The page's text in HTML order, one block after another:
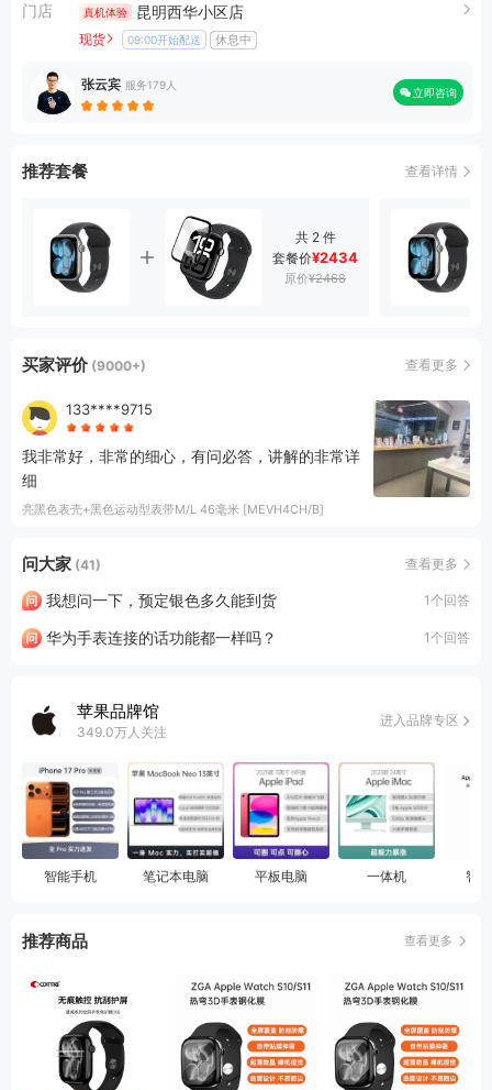
门店 真机体验 昆明西华小区店
现货 09:00开始配送 休息中
张云宾 服务179人
立即咨询
推荐套餐 查看详情
共 2 件
套餐价¥2434
原价¥2468
买家评价 (9000+) 查看更多
133****9715
我非常好，非常的细心，有问必答，讲解的非常详
细
亮黑色表壳+黑色运动型表带M/L 46毫米 [MEVH4CH/B]
问大家 (41) 查看更多
我想问一下，预定银色多久能到货 1个回答
华为手表连接的话功能都一样吗？ 1个回答
苹果品牌馆
349.0万人关注
进入品牌专区
智能手机 笔记本电脑 平板电脑 一体机 智
真无线蓝牙耳机 头戴式耳机
推荐商品 查看更多